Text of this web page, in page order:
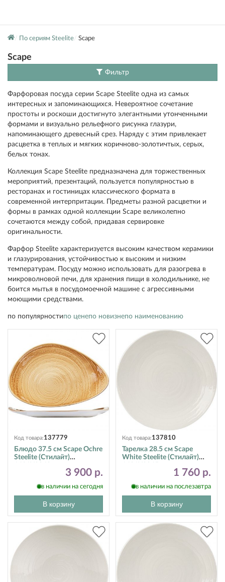
По сериям Steelite Scape
Scape
Фильтр
Фарфоровая посуда серии Scape Steelite одна из самых
интересных и запоминающихся. Невероятное сочетание
простоты и роскоши достигнуто элегантными утонченными
формами и визуально рельефного рисунка глазури,
напоминающего древесный срез. Наряду с этим привлекает
расцветка в теплых и мягких коричново-золотичтых, серых,
белых тонах.
Коллекция Scape Steelite предназначена для торжественных
мероприятий, презентаций, пользуется популярностью в
ресторанах и гостиницах классического формата в
современной интерпритации. Предметы разной расцветки и
формы в рамках одной коллекции Scape великолепно
сочетаются между собой, придавая сервировке
оригинальности.
Фарфор Steelite характеризуется высоким качеством керамики
и глазурирования, устойчивостью к высоким и низким
температурам. Посуду можно использовать для разогрева в
микроволновой печи, для хранения пищи в холодильнике, не
боится мытья в посудомоечной машине с агрессивными
моющими средствами.
по популярностипо ценепо новизнепо наименованию
Код товара:137779
Блюдо 37.5 см Scape Ochre
Steelite (Стилайт)
3 900 р.
в наличии на сегодня
В корзину
Код товара:137810
Тарелка 28.5 см Scape
White Steelite (Стилайт)
1 760 р.
в наличии на послезавтра
В корзину